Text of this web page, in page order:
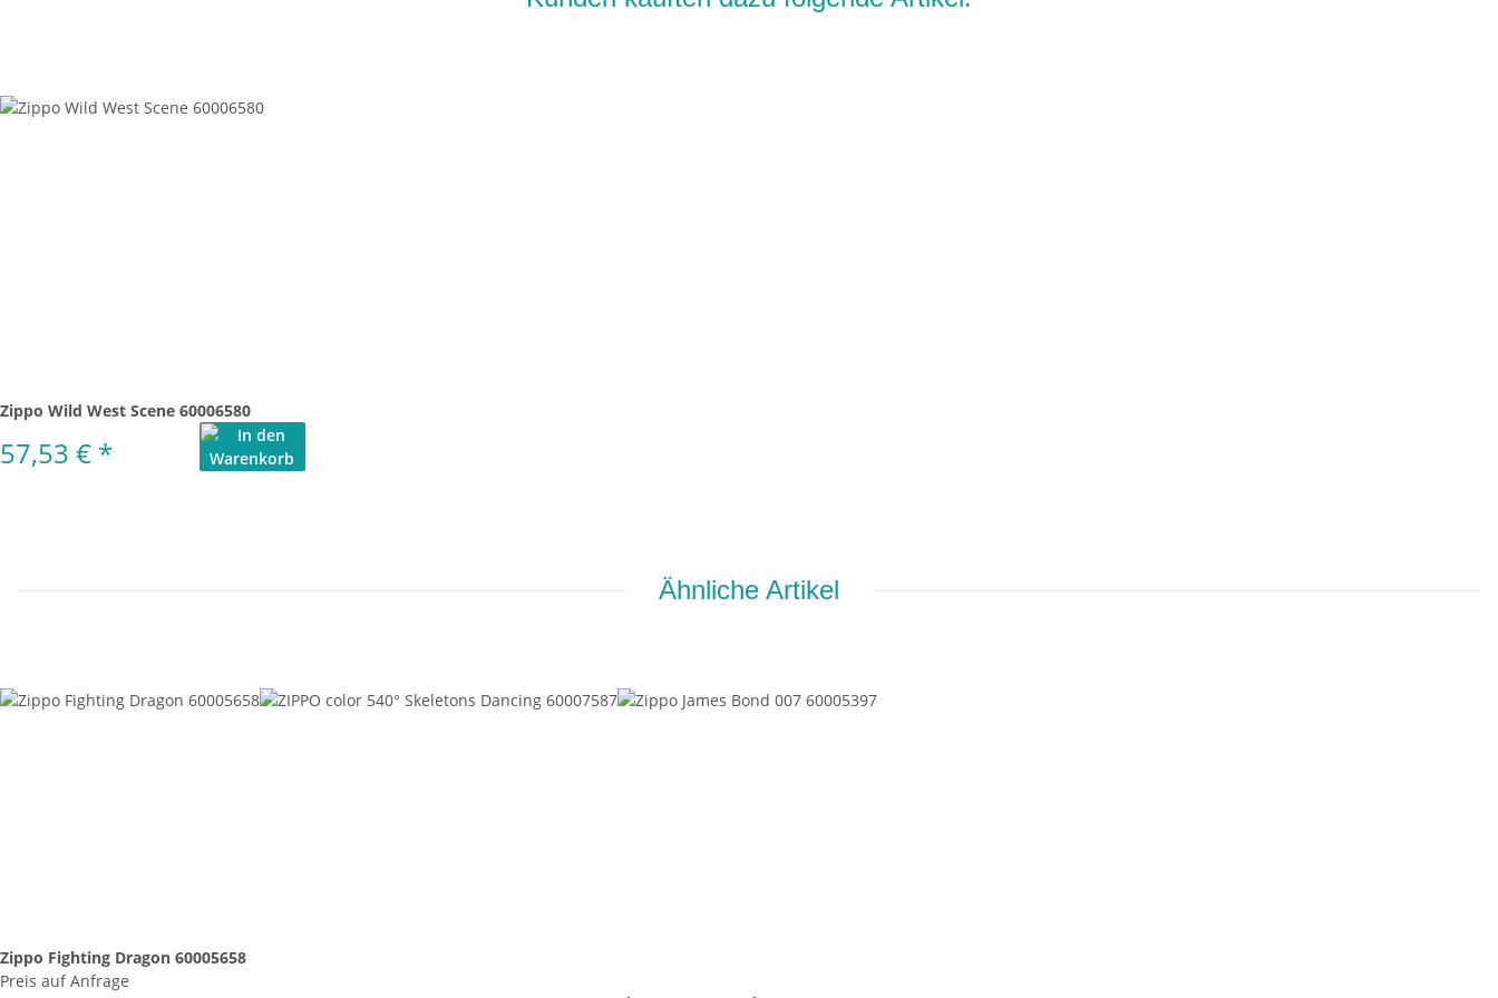
Zippo Wild West Scene 60006580
57,53 € *
Ähnliche Artikel
Zippo Fighting Dragon 60005658
Preis auf Anfrage